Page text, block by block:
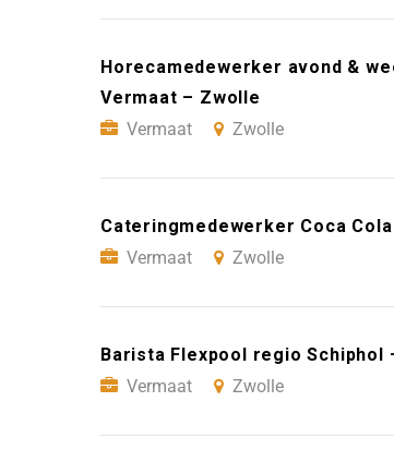
Horecamedewerker avond &
Vermaat – Zwolle
Vermaat
Zwolle
Cateringmedewerker Coca
Vermaat
Zwolle
Barista Flexpool regio Schiphol
Vermaat
Zwolle